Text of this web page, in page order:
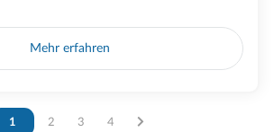
Mehr erfahren
Vous êtes sur la page
1 Vous êtes sur la page
2 Vous êtes sur la page
3 Vous êtes sur la page
4